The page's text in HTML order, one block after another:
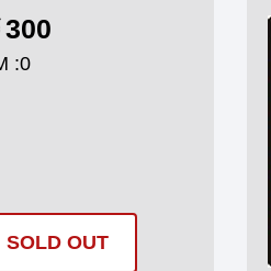
300
:0
SOLD OUT